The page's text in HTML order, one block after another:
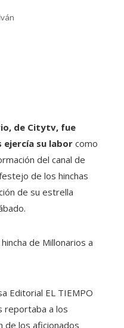
de Citytv, fue
su labor como
del canal de
de los hinchas
de su estrella
de Millonarios a
Editorial EL TIEMPO
reportaba a los
de los aficionados